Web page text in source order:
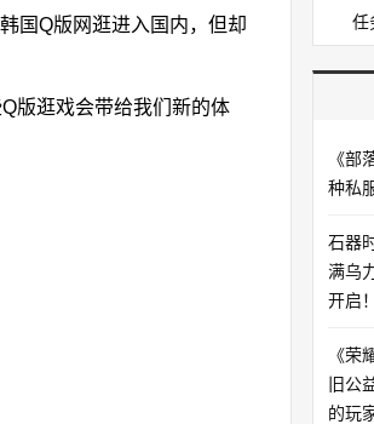
国Q版网逛进入国内，但却
版逛戏会带给我们新的体
任
《部
种私
石器
满乌
开启！​
《荣
旧公
的玩